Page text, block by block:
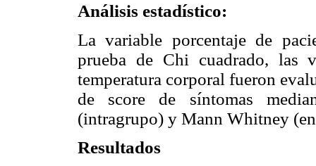
Análisis estadístico:
La variable porcentaje de
prueba de Chi cuadrado, las
temperatura corporal fueron
de score de síntomas
(intragrupo) y Mann Whitney
Resultados